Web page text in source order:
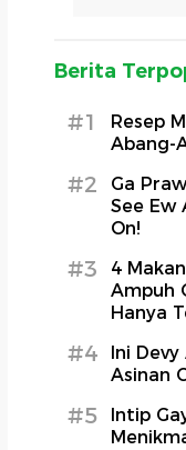
Berita
#1
Resep
Abang-
#2
Ga
See Ew
On!
#3
4
Ampuh
Hanya
#4
Ini
Asinan
#5
Intip